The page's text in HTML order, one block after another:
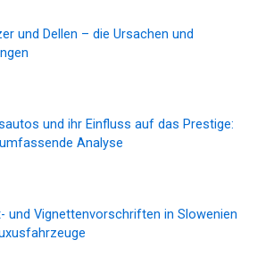
und Dellen – die Ursachen und
und ihr Einfluss auf das Prestige:
Analyse
und Vignettenvorschriften in Slowenien